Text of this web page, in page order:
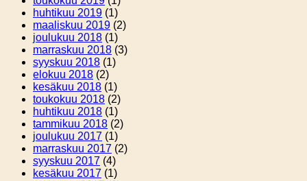
huhtikuu 2019 (1)
maaliskuu 2019 (2)
joulukuu 2018 (1)
marraskuu 2018 (3)
syyskuu 2018 (1)
elokuu 2018 (2)
kesäkuu 2018 (1)
toukokuu 2018 (2)
huhtikuu 2018 (1)
tammikuu 2018 (2)
joulukuu 2017 (1)
marraskuu 2017 (2)
syyskuu 2017 (4)
kesäkuu 2017 (1)